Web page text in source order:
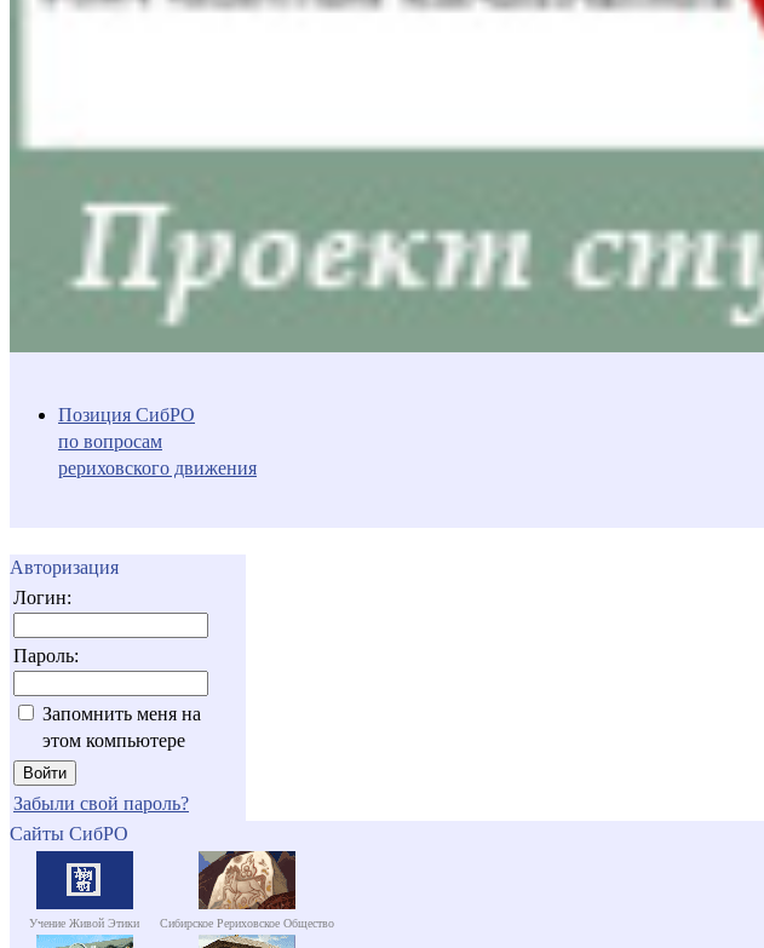
Позиция СибРО
по вопросам
рериховского движения
Авторизация
Логин:
Пароль:
Запомнить меня на
этом компьютере
Забыли свой пароль?
Сайты СибРО
Учение Живой Этики Сибирское Рериховское Общество